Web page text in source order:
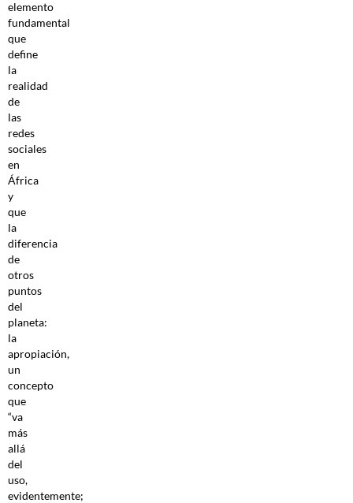
elemento
fundamental
que
define
la
realidad
de
las
redes
sociales
en
África
y
que
la
diferencia
de
otros
puntos
del
planeta:
la
apropiación,
un
concepto
que
“va
más
allá
del
uso,
evidentemente;